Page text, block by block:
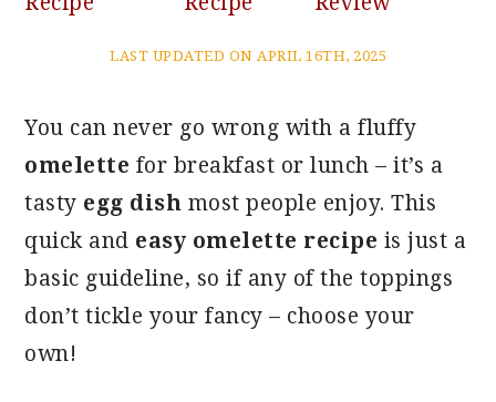
LAST UPDATED ON APRIL 16TH, 2025
You can never go wrong with a fluffy
omelette for breakfast or lunch – it’s a
tasty egg dish most people enjoy. This
quick and easy omelette recipe is just a
basic guideline, so if any of the toppings
don’t tickle your fancy – choose your
own!